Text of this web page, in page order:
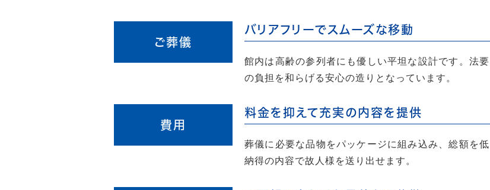
ご葬儀
バリアフリーでスムーズな移動
館内は高齢の参列者にも優しい平坦な設計です。法
の負担を和らげる安心の造りとなっています。
費用
料金を抑えて充実の内容を提供
葬儀に必要な品物をパッケージに組み込み、総額を
納得の内容で故人様を送り出せます。